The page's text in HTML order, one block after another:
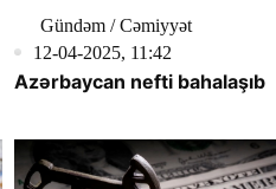
Gündəm / Cəmiyyət
12-04-2025, 11:42
Azərbaycan nefti bahalaşıb